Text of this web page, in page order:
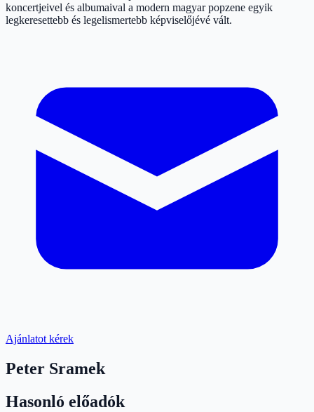
koncertjeivel és albumaival a modern magyar popzene egyik
legkeresettebb és legelismertebb képviselőjévé vált.
Ajánlatot kérek
Peter Sramek
Hasonló előadók